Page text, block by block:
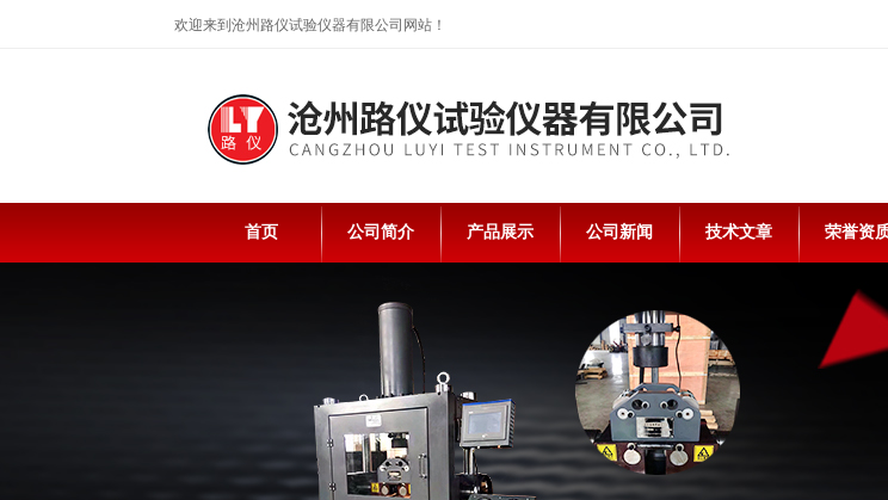
欢迎来到沧州路仪试验仪器有限公司网站！
首页 公司简介 产品展示 公司新闻 技术文章 荣誉资